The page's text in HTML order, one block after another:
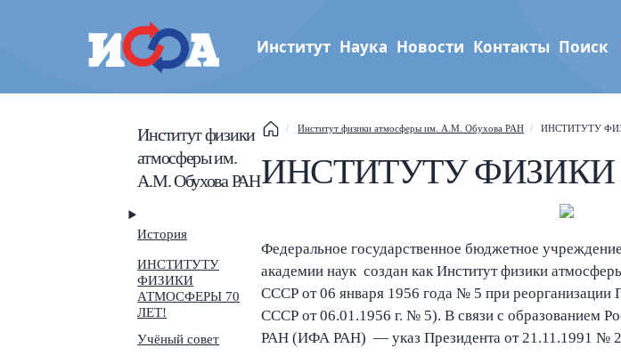
Институт физики атмосферы
Институт Наука Новости Контакты Поиск
Институт физики
атмосферы им.
А.М. Обухова РАН
История
ИНСТИТУТУ
ФИЗИКИ
АТМОСФЕРЫ 70
ЛЕТ!
Учёный совет
Институт физики атмосферы им. А.М. Обухова РАН ИНСТИТУТУ
ИНСТИТУТУ ФИЗИКИ
Федеральное государственное бюджетное
академии наук создан как Институт физики
СССР от 06 января 1956 года № 5 при
СССР от 06.01.1956 г. № 5). В связи с образованием
РАН (ИФА РАН) — указ Президента от 21.11.1991 №